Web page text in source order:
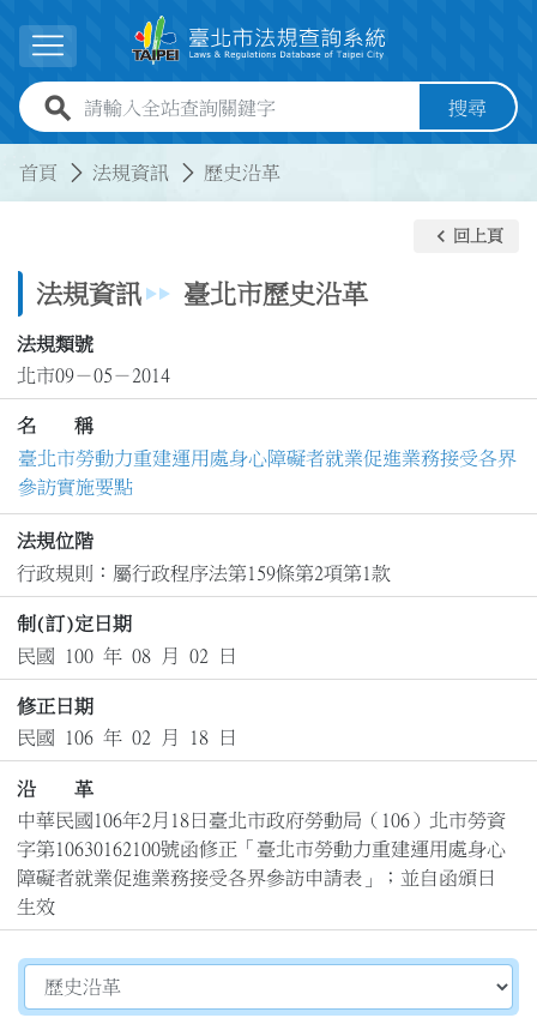
展開選單
全站查詢關鍵字欄位 搜尋
首頁 法規資訊 歷史沿革
法規資訊 臺北市歷史沿革
keyboard_arrow_left 回上頁
法規類號
北市09－05－2014
名 稱
臺北市勞動力重建運用處身心障礙者就業促進業務接受各界
參訪實施要點
法規位階
行政規則：屬行政程序法第159條第2項第1款
制(訂)定日期
民國 100 年 08 月 02 日
修正日期
民國 106 年 02 月 18 日
沿 革
中華民國106年2月18日臺北市政府勞動局（106）北市勞資
字第10630162100號函修正「臺北市勞動力重建運用處身心
障礙者就業促進業務接受各界參訪申請表」；並自函頒日
生效
切換選擇法規資訊內容